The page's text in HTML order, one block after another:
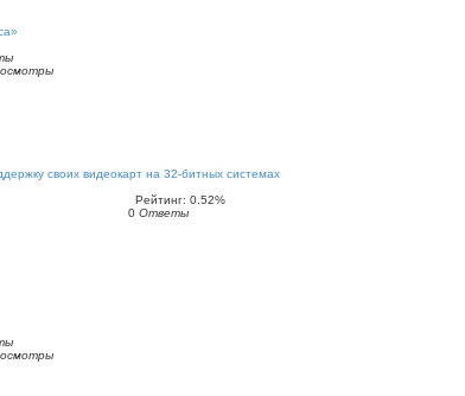
своих видеокарт на 32-битных системах
Рейтинг: 0.52%
0 Ответы